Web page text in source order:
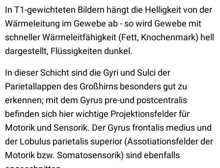
In T1-gewichteten Bildern hängt die Helligkeit von der
Wärmeleitung im Gewebe ab - so wird Gewebe mit
schneller Wärmeleitfähigkeit (Fett, Knochenmark) hell
dargestellt, Flüssigkeiten dunkel.
In dieser Schicht sind die Gyri und Sulci der
Parietallappen des Großhirns besonders gut zu
erkennen; mit dem Gyrus pre-und postcentralis
befinden sich hier wichtige Projektionsfelder für
Motorik und Sensorik. Der Gyrus frontalis medius und
der Lobulus parietalis superior (Assotiationsfelder der
Motorik bzw. Somatosensorik) sind ebenfalls